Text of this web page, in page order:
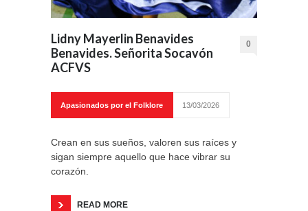
Lidny Mayerlin Benavides
Benavides. Señorita Socavón
ACFVS
0
Apasionados por el Folklore 13/03/2026
Crean en sus sueños, valoren sus raíces y
sigan siempre aquello que hace vibrar su
corazón.
READ MORE